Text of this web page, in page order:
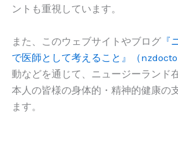
ントも重視しています。
また、このウェブサイトやブログ
で医師として考えること』（
動などを通じて、ニュージーランド
本人の皆様の身体的・精神的健康の
ます。